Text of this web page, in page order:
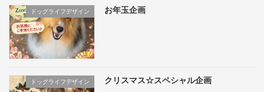
ドッグライフデザイン お年玉企画
ドッグライフデザイン クリスマス☆スペシャル企画